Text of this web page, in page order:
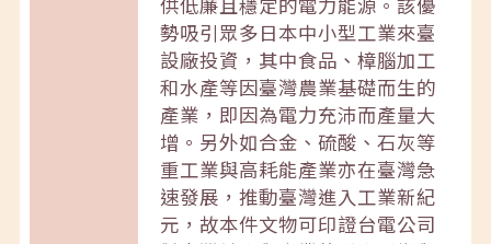
勢吸引眾多日本中小型工業來臺
設廠投資，其中食品、樟腦加工
和水產等因臺灣農業基礎而生的
產業，即因為電力充沛而產量大
增。另外如合金、硫酸、石灰等
重工業與高耗能產業亦在臺灣急
速發展，推動臺灣進入工業新紀
元，故本件文物可印證台電公司